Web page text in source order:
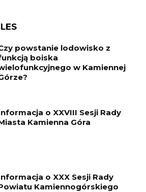
powstanie lodowisko z
boiska
w Kamiennej
o XXVIII Sesji Rady
Kamienna Góra
o XXX Sesji Rady
Kamiennogórskiego